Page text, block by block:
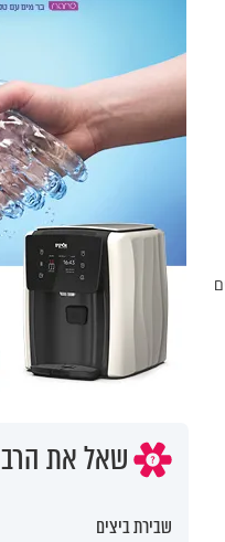
שאל את הרב
שבירת ביצים